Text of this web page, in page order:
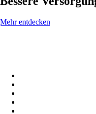
Mehr entdecken